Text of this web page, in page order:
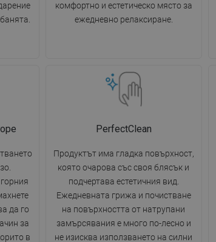
комфортно и естетическо място за
ежедневно релаксиране.
да го
за
в
PerfectClean
Продуктът има гладка повърхност,
която очарова със своя блясък и
подчертава естетичния вид.
Ежедневната грижа и почистване
на повърхността от натрупани
замърсявания е много по-лесно и
не изисква използването на силни